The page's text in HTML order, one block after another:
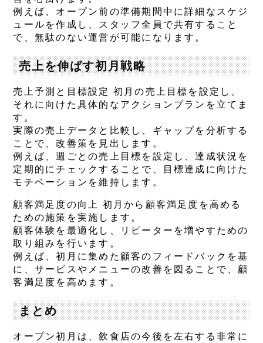
例えば、オープン前の準備期間中に詳細なスケジ
ュールを作成し、スタッフ全員で共有すること
で、無駄のない運営が可能になります。
売上を伸ばす初月戦略
売上予測と目標設定 初月の売上目標を設定し、
それに向けた具体的なアクションプランを立てま
す。
実際の売上データと比較し、ギャップを分析する
ことで、改善策を見出します。
例えば、週ごとの売上目標を設定し、達成状況を
定期的にチェックすることで、目標達成に向けた
モチベーションを維持します。
顧客満足度の向上 初月から顧客満足度を高める
ための施策を実施します。
顧客体験を最適化し、リピーターを増やすための
取り組みを行います。
例えば、初月に集めた顧客のフィードバックを基
に、サービスやメニューの改善を図ることで、顧
客満足度を高めます。
まとめ
オープン初月は、飲食店の今後を左右する非常に